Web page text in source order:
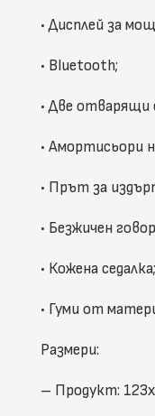
• Дисплей за
• Bluetooth;
• Две отварящи
• Амортисьори
• Прът за
• Безжичен
• Кожена седалка;
• Гуми от
Размери:
– Продукт: